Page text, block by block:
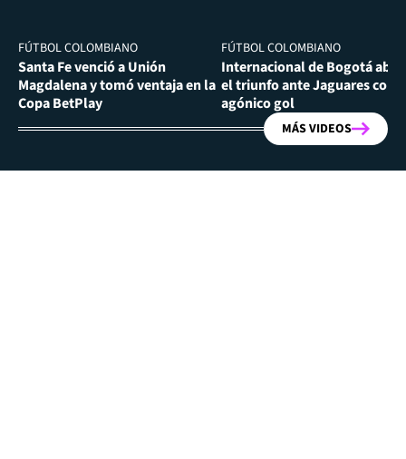
FÚTBOL COLOMBIANO
Santa Fe venció a Unión
Magdalena y tomó ventaja en la
Copa BetPlay
FÚTBOL COLOMBIANO
Internacional de Bogotá
el triunfo ante Jaguares con
agónico gol
MÁS VIDEOS